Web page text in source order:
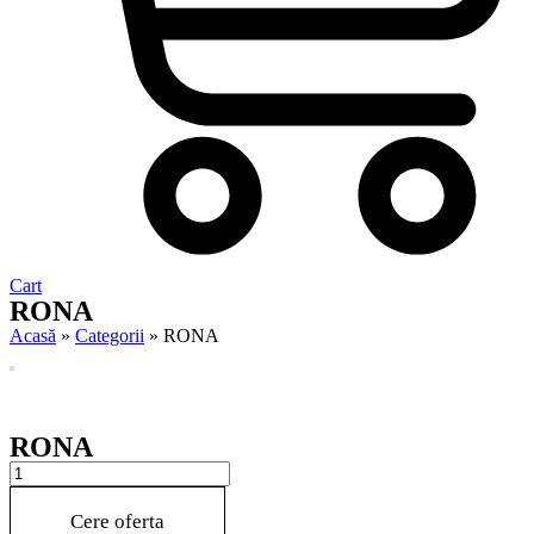
Cart
RONA
Acasă » Categorii » RONA
RONA
RONA
quantity
Cere oferta